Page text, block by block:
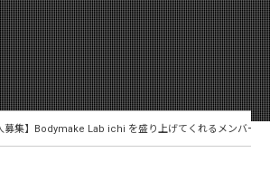
募集】Bodymake Lab ichi を盛り上げてくれるメンバーを